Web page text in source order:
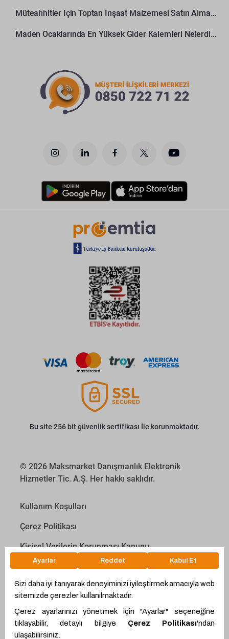
WhatsApp
Teklif Hattı
Müteahhitler İçin Toptan İnşaat Malzemesi Satın Alma Rehberi
Maden Ocaklarında En Yüksek Gider Kalemleri Nelerdir?
Bu site 256 bit güvenlik sertifikası İle korunmaktadır.
© 2026 Maksmarket Danışmanlık Elektronik
Hizmetler Tic. A.Ş. Her hakkı saklıdır.
Kullanım Koşulları
Çerez Politikası
Kişisel Verilerin Korunması Kanunu
İletişim Aydınlatma Metni
Proyakıt
Ödeme Hesaplama Aracı